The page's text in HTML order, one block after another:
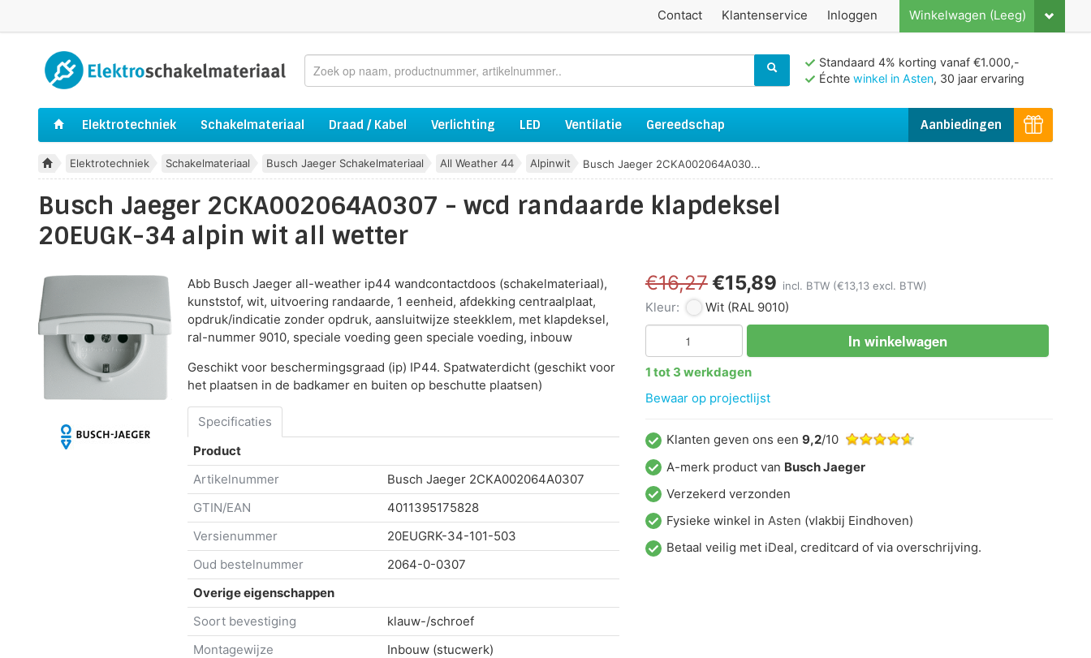
Winkelwagen (Leeg)
Inloggen
Klantenservice
Contact
Standaard 4% korting vanaf €1.000,-
Échte winkel in Asten, 30 jaar ervaring
Elektrotechniek Schakelmateriaal Draad / Kabel Verlichting LED Aanbiedingen
Ventilatie Gereedschap
Elektrotechniek Schakelmateriaal Busch Jaeger Schakelmateriaal All Weather 44 Alpinwit Busch Jaeger 2CKA002064A030...
Busch Jaeger 2CKA002064A0307 - wcd randaarde klapdeksel
20EUGK-34 alpin wit all wetter
Abb Busch Jaeger all-weather ip44 wandcontactdoos (schakelmateriaal),
kunststof, wit, uitvoering randaarde, 1 eenheid, afdekking centraalplaat,
opdruk/indicatie zonder opdruk, aansluitwijze steekklem, met klapdeksel,
ral-nummer 9010, speciale voeding geen speciale voeding, inbouw
Geschikt voor beschermingsgraad (ip) IP44. Spatwaterdicht (geschikt voor
het plaatsen in de badkamer en buiten op beschutte plaatsen)
Specificaties
Product
Artikelnummer
Busch Jaeger 2CKA002064A0307
GTIN/EAN
4011395175828
Versienummer
20EUGRK-34-101-503
Oud bestelnummer
2064-0-0307
Overige eigenschappen
Soort bevestiging
klauw-/schroef
Montagewijze
Inbouw (stucwerk)
€16,27€15,89 incl. BTW (€13,13 excl. BTW)
Kleur: Wit(RAL 9010)
In winkelwagen
1 tot 3 werkdagen
Bewaar op projectlijst
Klanten geven ons een 9,2/10
A-merk product van Busch Jaeger
Verzekerd verzonden
Fysieke winkel in Asten (vlakbij Eindhoven)
Betaal veilig met iDeal, creditcard of via overschrijving.